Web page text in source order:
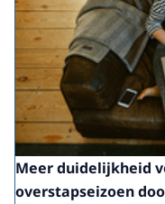
Meer duidelijkheid
overstapseizoen